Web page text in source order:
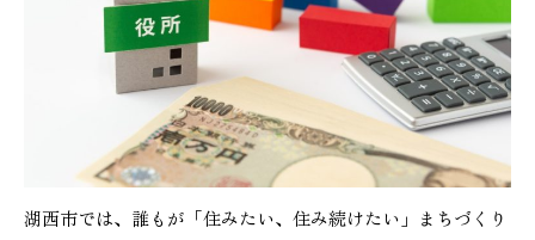
湖西市では、誰もが「住みたい、住み続けたい」まちづくり